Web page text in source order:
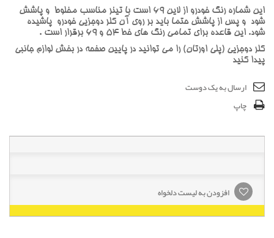
این شماره رنگ خودرو از لاین 69 است با تینر مناسب مخلوط و پاشش
شود و پس از پاشش حتما باید بر روی آن کلر دوجزیی خودرو پاشیده
شود. این قاعده برای تمامی رنگ های خط 54 و 69 برقرار است .
کلر دوجزیی (پلی اورتان) را می توانید در پایین صفحه در بخش لوازم جانبی
پیدا کنید
ارسال به یک دوست
چاپ
افزودن به لیست دلخواه